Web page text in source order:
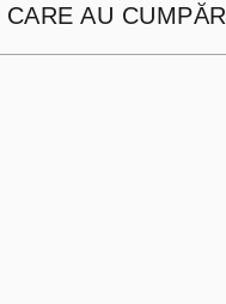
AU